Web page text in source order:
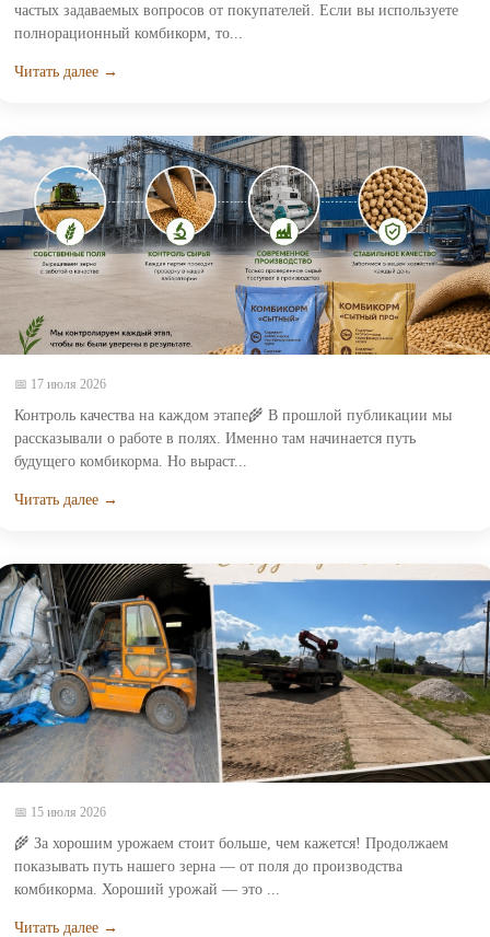
частых задаваемых вопросов от покупателей. Если вы используете
полнорационный комбикорм, то...
Читать далее →
📅 17 июля 2026
Контроль качества на каждом этапе🌾 В прошлой публикации мы
рассказывали о работе в полях. Именно там начинается путь
будущего комбикорма. Но выраст...
Читать далее →
📅 15 июля 2026
🌾 За хорошим урожаем стоит больше, чем кажется! Продолжаем
показывать путь нашего зерна — от поля до производства
комбикорма. Хороший урожай — это ...
Читать далее →